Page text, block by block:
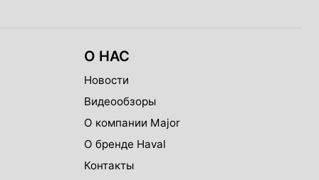
О НАС
Новости
Видеообзоры
О компании Major
О бренде Haval
Контакты